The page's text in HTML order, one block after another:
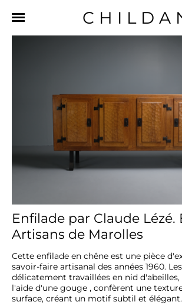
Enfilade par Claude Lézé.
Artisans de Marolles
Cette enfilade en chêne est une pièce
savoir-faire artisanal des années 1960.
délicatement travaillées en nid d'abeilles,
l'aide d'une gouge , confèrent une
surface, créant un motif subtil et élégant.